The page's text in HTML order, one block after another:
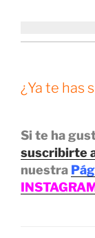
¿Ya te has
Si te ha
suscribirte
nuestra